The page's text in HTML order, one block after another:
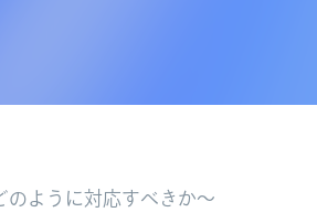
のように対応すべきか～